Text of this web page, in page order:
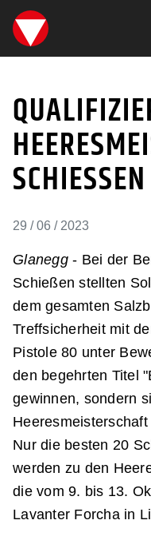
SKIPLINKS
SCHIESSEN
29 / 06 / 2023
Glanegg- Bei der
Schießen stellten
dem gesamten
Treffsicherheit mit
Pistole 80 unter
den begehrten Titel
gewinnen, sondern
Nur die besten 20
werden zu den
die vom 9. bis 13.
Lavanter Forcha in